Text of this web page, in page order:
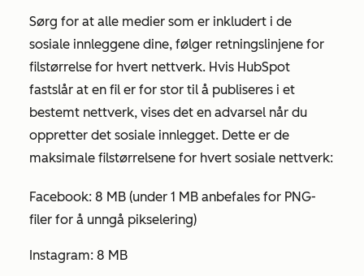
Sørg for at alle medier som er inkludert i de
sosiale innleggene dine, følger retningslinjene for
filstørrelse for hvert nettverk. Hvis HubSpot
fastslår at en fil er for stor til å publiseres i et
bestemt nettverk, vises det en advarsel når du
oppretter det sosiale innlegget. Dette er de
maksimale filstørrelsene for hvert sosiale nettverk:
Facebook: 8 MB (under 1 MB anbefales for PNG-
filer for å unngå pikselering)
Instagram: 8 MB